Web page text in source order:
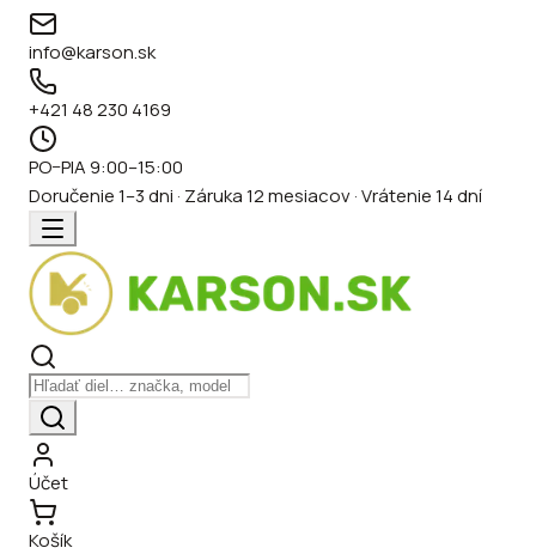
info@karson.sk
+421 48 230 4169
PO–PIA 9:00–15:00
Doručenie 1–3 dni · Záruka 12 mesiacov · Vrátenie 14 dní
Účet
Košík